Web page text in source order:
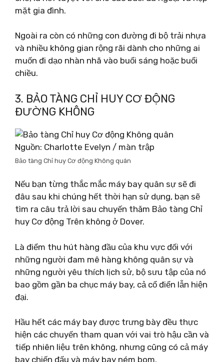
mặt gia đình.
Ngoài ra còn có những con đường đi bộ trải nhựa
và nhiều không gian rộng rãi dành cho những ai
muốn đi dạo nhàn nhã vào buổi sáng hoặc buổi
chiều.
3. BẢO TÀNG CHỈ HUY CƠ ĐỘNG
ĐƯỜNG KHÔNG
Nguồn: Charlotte Evelyn / màn trập
Bảo tàng Chỉ huy Cơ động Không quân
Nếu bạn từng thắc mắc máy bay quân sự sẽ đi
đâu sau khi chúng hết thời hạn sử dụng, bạn sẽ
tìm ra câu trả lời sau chuyến thăm Bảo tàng Chỉ
huy Cơ động Trên không ở Dover.
Là điểm thu hút hàng đầu của khu vực đối với
những người đam mê hàng không quân sự và
những người yêu thích lịch sử, bộ sưu tập của nó
bao gồm gần ba chục máy bay, cả cổ điển lẫn hiện
đại.
Hầu hết các máy bay được trưng bày đều thực
hiện các chuyến tham quan với vai trò hậu cần và
tiếp nhiên liệu trên không, nhưng cũng có cả máy
bay chiến đấu và máy bay ném bom.